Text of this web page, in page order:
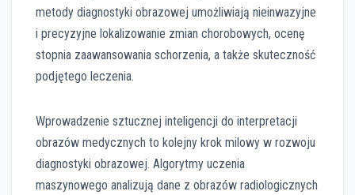
metody diagnostyki obrazowej umożliwiają nieinwazyjne
i precyzyjne lokalizowanie zmian chorobowych, ocenę
stopnia zaawansowania schorzenia, a także skuteczność
podjętego leczenia.
Wprowadzenie sztucznej inteligencji do interpretacji
obrazów medycznych to kolejny krok milowy w rozwoju
diagnostyki obrazowej. Algorytmy uczenia
maszynowego analizują dane z obrazów radiologicznych